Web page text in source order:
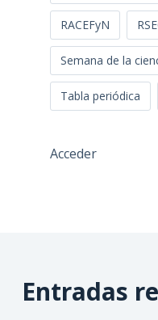
RACEFyN
Semana de la
Tabla periódica
Acceder
Entradas